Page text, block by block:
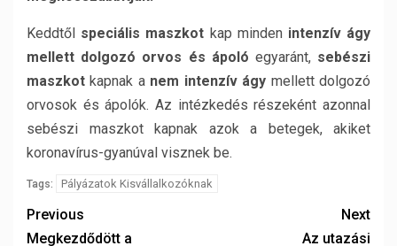
Keddtől speciális maszkot kap minden intenzív ágy
mellett dolgozó orvos és ápoló egyaránt, sebészi
maszkot kapnak a nem intenzív ágy mellett dolgozó
orvosok és ápolók. Az intézkedés részeként azonnal
sebészi maszkot kapnak azok a betegek, akiket
koronavírus-gyanúval visznek be.
Tags: Pályázatok Kisvállalkozóknak
Previous
Megkezdődött a
Next
Az utazási